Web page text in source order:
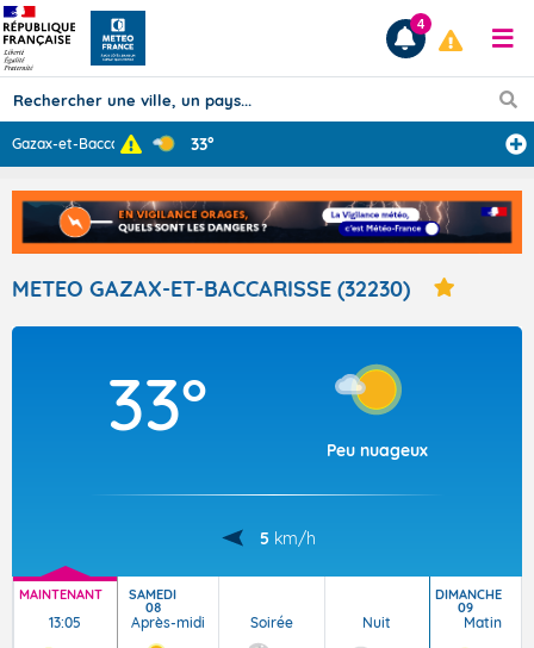
Prévisions
TOUS LES RÉSULTATS
Articles
4
Gazax-et-Baccar... 33°
METEO GAZAX-ET-BACCARISSE (32230)
33°
Peu nuageux
5 km/h
MAINTENANT
13:05
SAMEDI
08
Après-midi Soirée Nuit
DIMANCHE
09
Matin